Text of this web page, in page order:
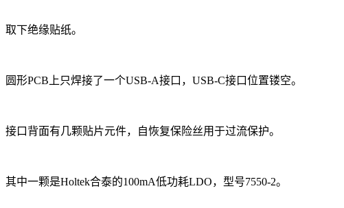
取下绝缘贴纸。
圆形PCB上只焊接了一个USB-A接口，USB-C接口位置镂空。
接口背面有几颗贴片元件，自恢复保险丝用于过流保护。
其中一颗是Holtek合泰的100mA低功耗LDO，型号7550-2。